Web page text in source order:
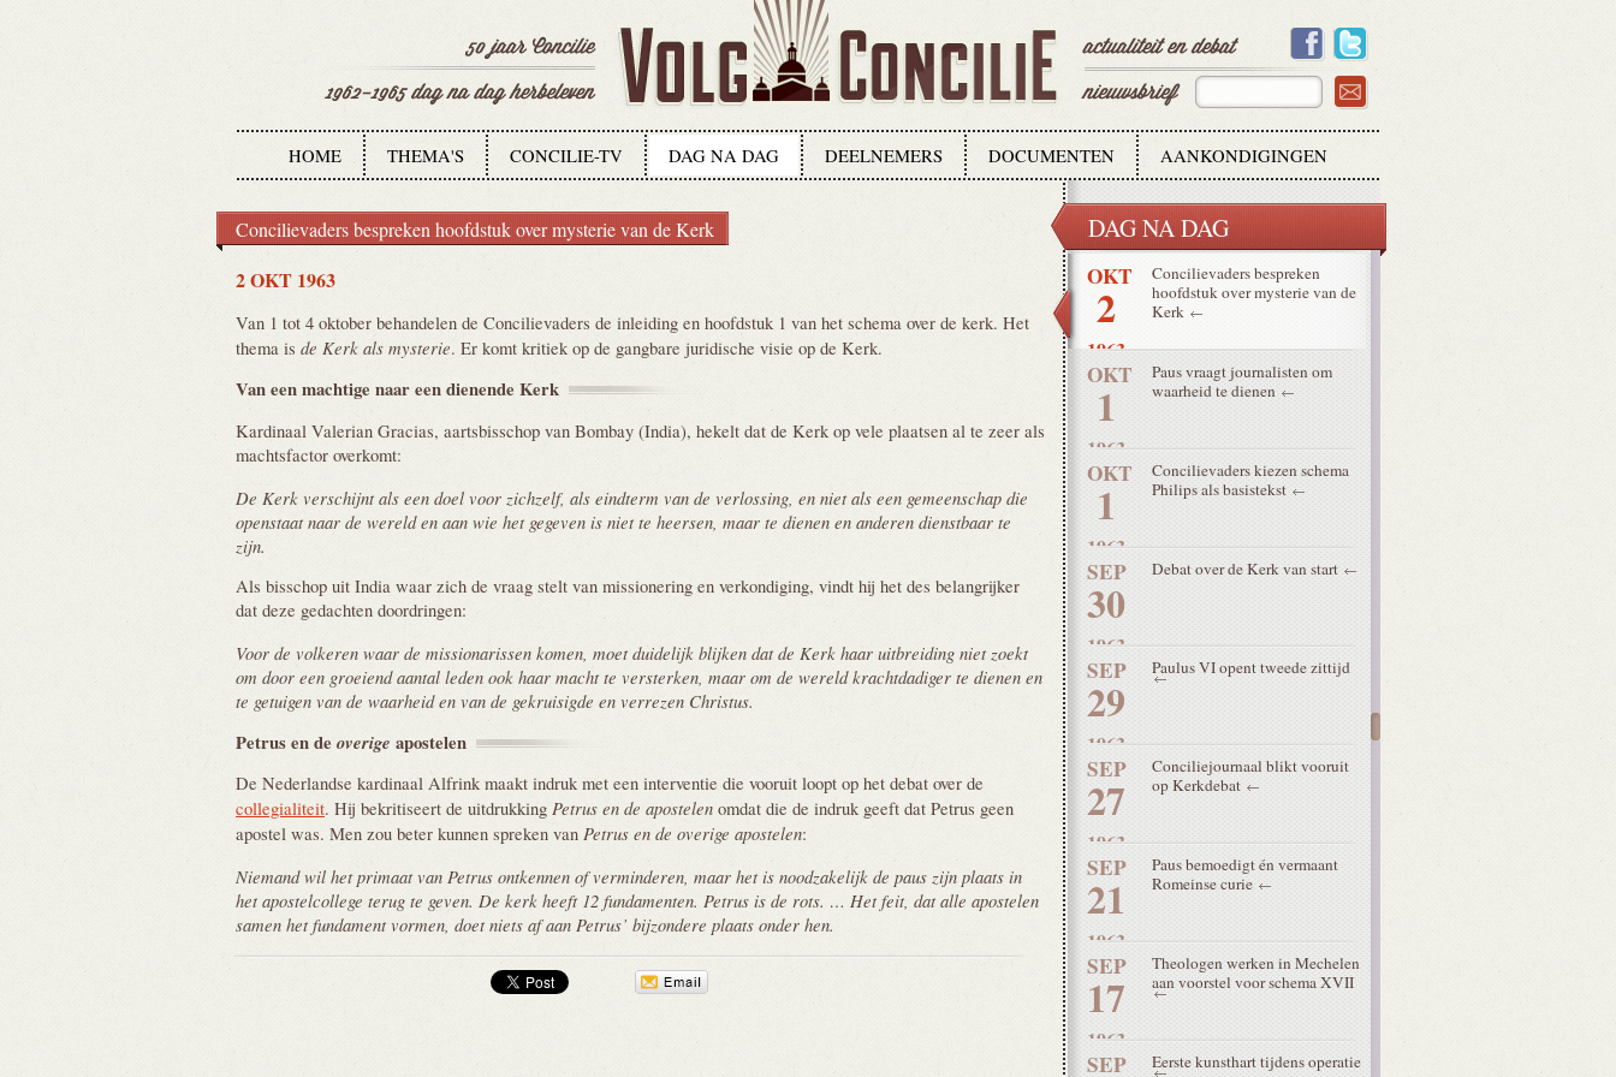
HOME THEMA'S CONCILIE-TV DAG NA DAG DEELNEMERS DOCUMENTEN AANKONDIGINGEN
Concilievaders bespreken hoofdstuk over mysterie van de Kerk
2 OKT 1963
Van 1 tot 4 oktober behandelen de Concilievaders de inleiding en hoofdstuk 1 van het schema over de kerk. Het
thema is de Kerk als mysterie. Er komt kritiek op de gangbare juridische visie op de Kerk.
Van een machtige naar een dienende Kerk
Kardinaal Valerian Gracias, aartsbisschop van Bombay (India), hekelt dat de Kerk op vele plaatsen al te zeer als
machtsfactor overkomt:
De Kerk verschijnt als een doel voor zichzelf, als eindterm van de verlossing, en niet als een gemeenschap die
openstaat naar de wereld en aan wie het gegeven is niet te heersen, maar te dienen en anderen dienstbaar te
zijn.
Als bisschop uit India waar zich de vraag stelt van missionering en verkondiging, vindt hij het des belangrijker
dat deze gedachten doordringen:
Voor de volkeren waar de missionarissen komen, moet duidelijk blijken dat de Kerk haar uitbreiding niet zoekt
om door een groeiend aantal leden ook haar macht te versterken, maar om de wereld krachtdadiger te dienen en
te getuigen van de waarheid en van de gekruisigde en verrezen Christus.
Petrus en de overige apostelen
De Nederlandse kardinaal Alfrink maakt indruk met een interventie die vooruit loopt op het debat over de
collegialiteit. Hij bekritiseert de uitdrukking Petrus en de apostelen omdat die de indruk geeft dat Petrus geen
apostel was. Men zou beter kunnen spreken van Petrus en de overige apostelen:
Niemand wil het primaat van Petrus ontkennen of verminderen, maar het is noodzakelijk de paus zijn plaats in
het apostelcollege terug te geven. De kerk heeft 12 fundamenten. Petrus is de rots. … Het feit, dat alle apostelen
samen het fundament vormen, doet niets af aan Petrus’ bijzondere plaats onder hen.
DAG NA DAG
1963
OKT
4
1963
Debat over de hiërarchie in de
Kerk
OKT
3
1963
Conciliejournaal over snelle
OKT
2
1963
Concilievaders bespreken
hoofdstuk over mysterie van de
Kerk
OKT
1
1963
Paus vraagt journalisten om
waarheid te dienen
OKT
1
1963
Concilievaders kiezen schema
Philips als basistekst
SEP
30
1963
Debat over de Kerk van start
SEP
29
1963
Paulus VI opent tweede zittijd
SEP
27
1963
Conciliejournaal blikt vooruit
op Kerkdebat
SEP
21
1963
Paus bemoedigt én vermaant
Romeinse curie
SEP
17
1963
Theologen werken in Mechelen
aan voorstel voor schema XVII
SEP Eerste kunsthart tijdens operatie